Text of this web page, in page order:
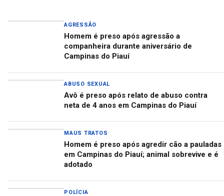
AGRESSÃO
Homem é preso após agressão a
companheira durante aniversário de
Campinas do Piauí
ABUSO SEXUAL
Avô é preso após relato de abuso contra
neta de 4 anos em Campinas do Piauí
MAUS TRATOS
Homem é preso após agredir cão a pauladas
em Campinas do Piauí; animal sobrevive e é
adotado
POLÍCIA